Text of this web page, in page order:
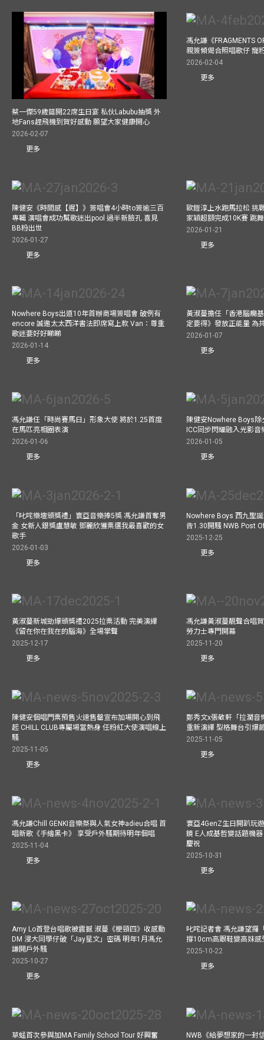
蔡一傑59歲筵開22席生日宴 私伙Labubu抽獎 外
地Fans趕飛機到賀好感動 願望大家健康開心
2026-02-07
更多
馮允謙《FRAGMENTS
親簽傾偈合照唱歌仔 寵
2026-02-04
更多
陳健安《時間感【遲】》簽唱會4小時to簽逾三百
專輯 演唱會成功幫歌迷出pool 過半新臉孔 喜見
BB粉出世
2026-01-27
更多
歐鎧淳上水跑馬拉松 挑
家穎超額完成10K賽 跳
2026-01-21
更多
Nowhere Boys出道10年首辦商場簽唱會 破例有
encore 誠邀太太西洋書法即席寫上款 Van：尊重
歌迷要好好睇睇
2026-01-14
更多
黃淑蔓擔任「香港腦癇
定要得》發放正能量 為
2026-01-07
更多
馮允謙任「時尚賽馬日」形象大使 將於1.25首度
在馬匹亮相圈表演
2026-01-06
更多
陳健安Nowhere Boys
ICC同步閃耀融入光影音
2026-01-05
更多
「叱咤樂壇頒獎禮」寰亞音樂捧5獎 馮允謙首奪男
金 女新人銀獎盧慧敏 鄧麗欣獲票選我最喜歡的女
歌手
2026-01-03
更多
Nowhere Boys 西九聖
告1.30開騷 NWB Post
2025-12-25
更多
黃淑蔓新城勁爆頒獎禮2025拉票活動 完美演繹
《留在你在我在的腦海》全場掌聲
2025-12-17
更多
馮允謙黃淑蔓靚聲合唱
勞力士專門開幕
2025-11-20
更多
陳健安個唱門票預售火速售罄宣布加場開心到飛
起 CHILL CLUB專屬場當熱身 任粉紅大使演唱線上
騷
2025-11-05
更多
鄭秀文x張敬軒「拉濶音
重新演繹 型格舞台引爆
2025-11-05
更多
馮允謙Chill GENKI音樂祭與人氣女神adieu合唱 首
唱新歌《手繪黑卡》 享受戶外騷期待明年個唱
2025-11-04
更多
寰亞4GenZ生日開趴玩
鏡 E人成基哲變話題機
慶祝
2025-10-31
更多
Amy Lo首登台唱歌被震撼 淑蔓《梗頸四》收感動
DM 浸大同學仔破「Jay星文」密碼 明年1月馮允
謙開戶外騷
2025-10-27
更多
叱咤記者會 馮允謙望攞
撐10cm高跟鞋變高妹感
2025-10-22
更多
草蜢首次參與加MA Family School Tour 好興奮
NWB《給夢想家的一封